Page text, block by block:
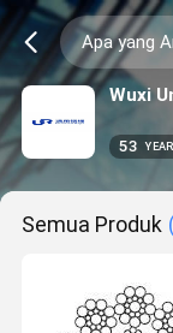
Wuxi
53
Semua Produk